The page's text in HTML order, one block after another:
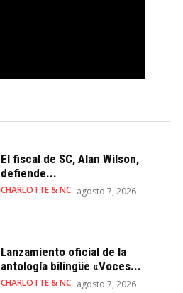
El fiscal de SC, Alan Wilson,
defiende...
CHARLOTTE & NC agosto 7, 2026
Lanzamiento oficial de la
antología bilingüe «Voces...
CHARLOTTE & NC agosto 7, 2026